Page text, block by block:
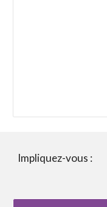
Impliquez-vous :